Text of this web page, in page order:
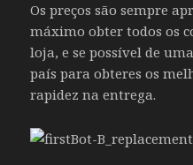
Os preços são sempre
máximo obter todos os
loja, e se possível de
país para obteres os
rapidez na entrega.